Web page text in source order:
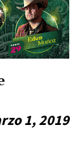
1, 2019